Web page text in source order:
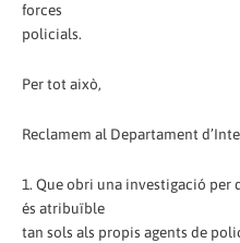
forces
policials.
Per tot això,
Reclamem al Departament
1. Que obri una investigació per
és atribuïble
tan sols als propis agents de